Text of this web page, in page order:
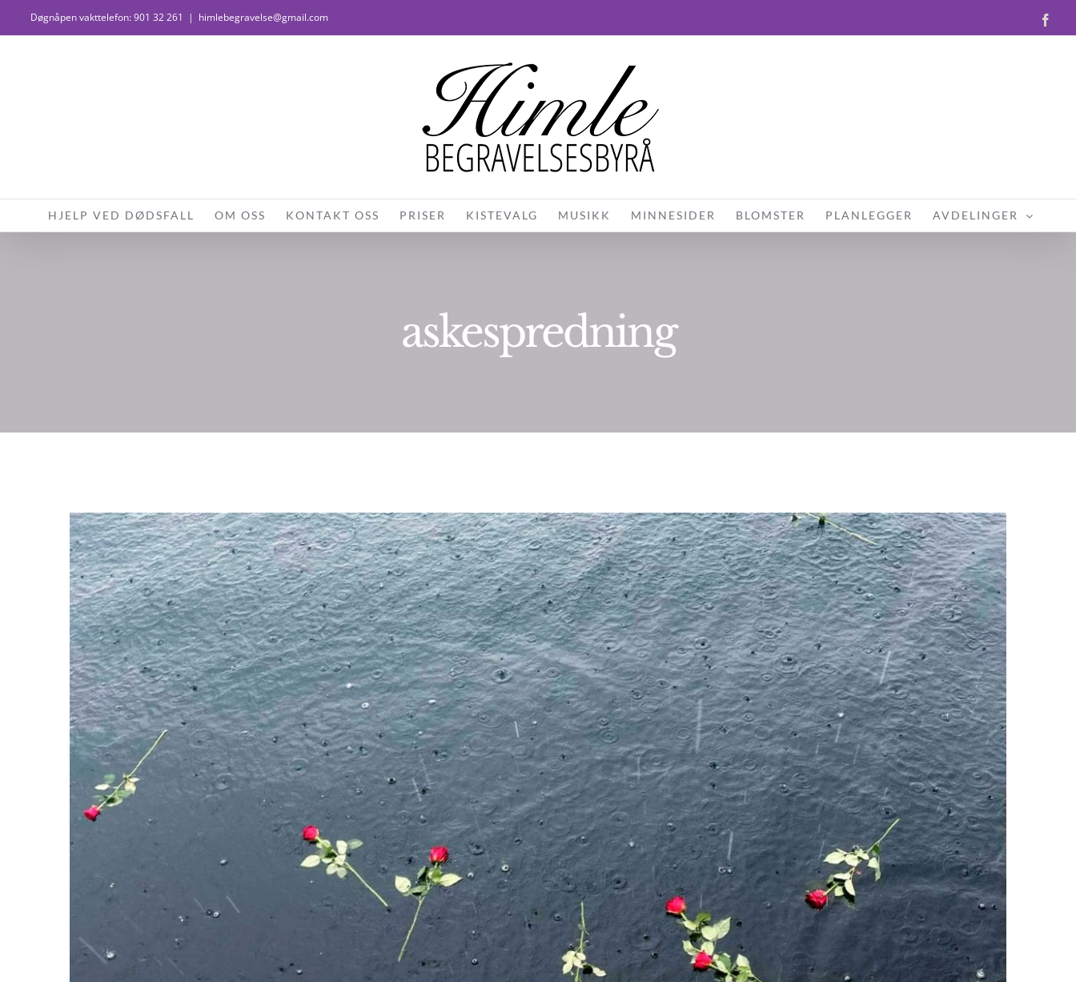
to
Døgnåpen vakttelefon:901 32 261 | himlebegravelse@gmail.com
HJELP VED DØDSFALL OM OSS KONTAKT OSS PRISER KISTEVALG MUSIKK MINNESIDER BLOMSTER PLANLEGGER AVDELINGER
askespredning